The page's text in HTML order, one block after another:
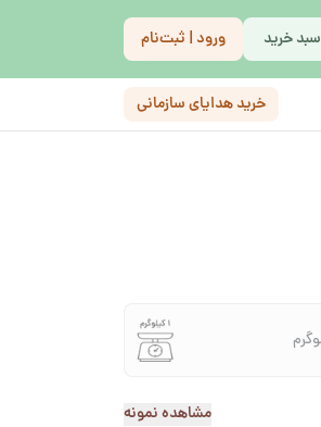
سبد خرید ورود | ثبت‌نام
خرید هدایای سازمانی
مشاهده نمونه